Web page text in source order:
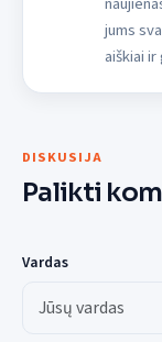
jums
aiškiai ir
DISKUSIJA
Palikti
Vardas